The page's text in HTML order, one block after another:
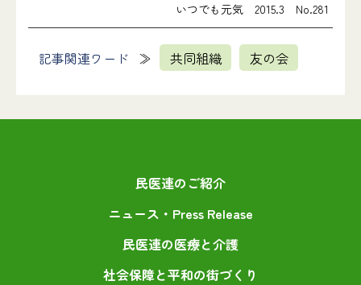
いつでも元気 2015.3 No.281
記事関連ワード 共同組織 友の会
民医連のご紹介
ニュース・Press Release
民医連の医療と介護
社会保障と平和の街づくり